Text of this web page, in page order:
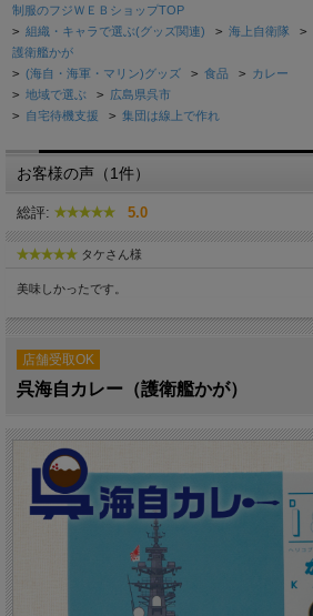
制服のフジＷＥＢショップTOP
> 組織・キャラで選ぶ(グッズ関連) > 海上自衛隊 >
護衛艦かが
> (海自・海軍・マリン)グッズ > 食品 > カレー
> 地域で選ぶ > 広島県呉市
> 自宅待機支援 > 集団は線上で作れ
お客様の声（1件）
総評: 5.0
タケさん様
美味しかったです。
店舗受取OK
呉海自カレー（護衛艦かが）